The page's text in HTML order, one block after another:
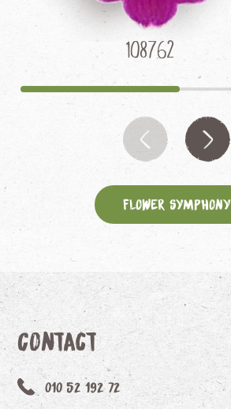
108762
Flower Symphony
Contact
010 52 192 72